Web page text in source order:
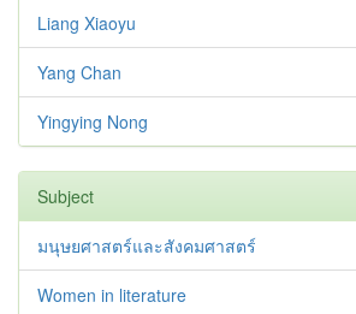
Liang Xiaoyu
Yang Chan
Yingying Nong
Subject
มนุษยศาสตร์และสังคมศาสตร์
Women in literature